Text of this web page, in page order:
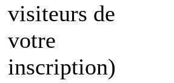
visiteurs de
votre
inscription)